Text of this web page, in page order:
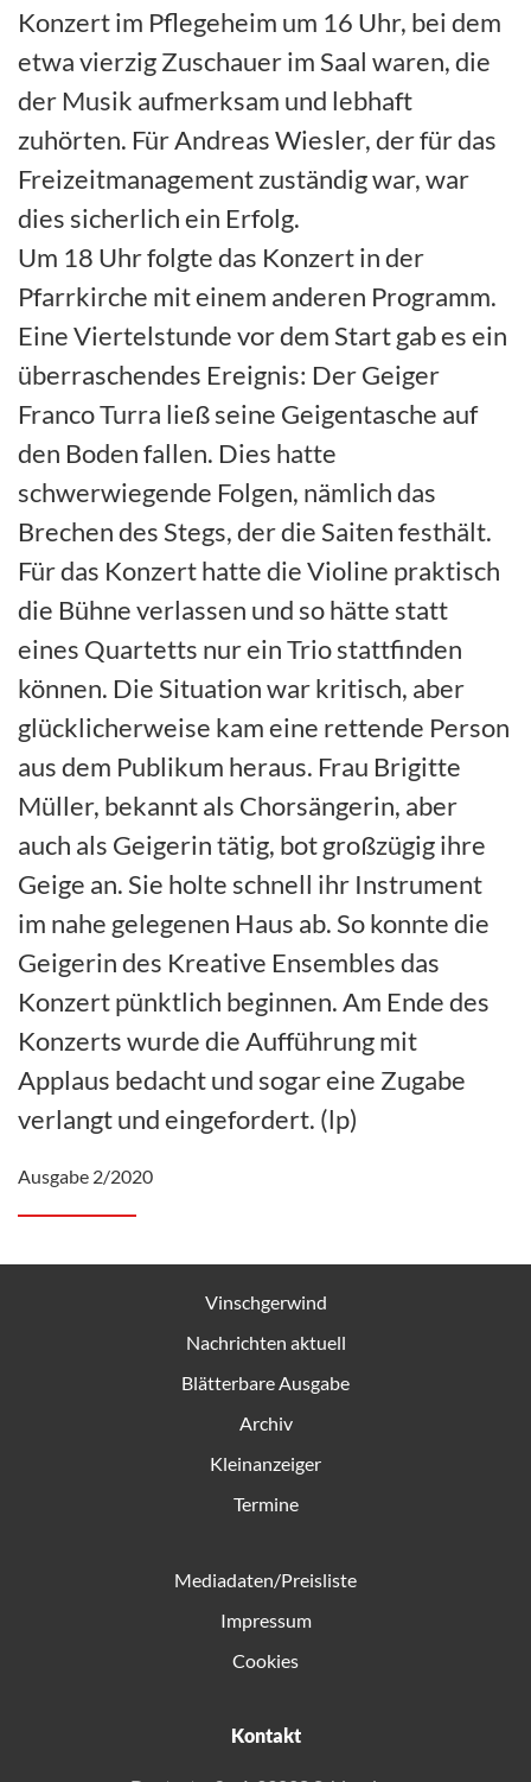
Konzert im Pflegeheim um 16 Uhr, bei dem
etwa vierzig Zuschauer im Saal waren, die
der Musik aufmerksam und lebhaft
zuhörten. Für Andreas Wiesler, der für das
Freizeitmanagement zuständig war, war
dies sicherlich ein Erfolg.
Um 18 Uhr folgte das Konzert in der
Pfarrkirche mit einem anderen Programm.
Eine Viertelstunde vor dem Start gab es ein
überraschendes Ereignis: Der Geiger
Franco Turra ließ seine Geigentasche auf
den Boden fallen. Dies hatte
schwerwiegende Folgen, nämlich das
Brechen des Stegs, der die Saiten festhält.
Für das Konzert hatte die Violine praktisch
die Bühne verlassen und so hätte statt
eines Quartetts nur ein Trio stattfinden
können. Die Situation war kritisch, aber
glücklicherweise kam eine rettende Person
aus dem Publikum heraus. Frau Brigitte
Müller, bekannt als Chorsängerin, aber
auch als Geigerin tätig, bot großzügig ihre
Geige an. Sie holte schnell ihr Instrument
im nahe gelegenen Haus ab. So konnte die
Geigerin des Kreative Ensembles das
Konzert pünktlich beginnen. Am Ende des
Konzerts wurde die Aufführung mit
Applaus bedacht und sogar eine Zugabe
verlangt und eingefordert. (lp)
Ausgabe 2/2020
Vinschgerwind
Nachrichten aktuell
Blätterbare Ausgabe
Archiv
Kleinanzeiger
Termine
Mediadaten/Preisliste
Impressum
Cookies
Kontakt